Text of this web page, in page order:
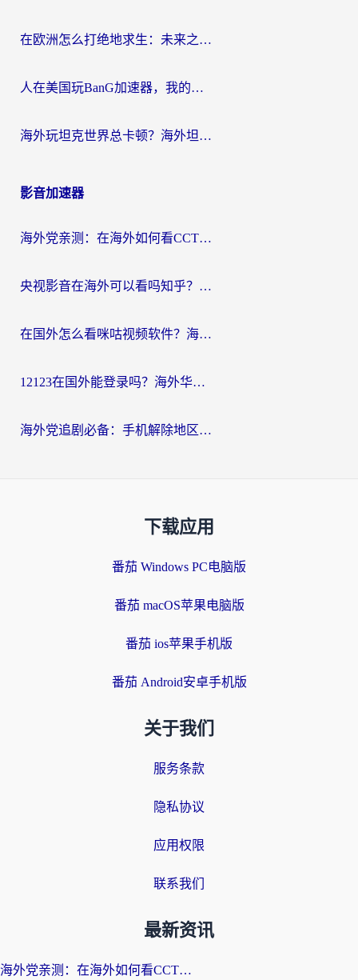
在欧洲怎么打绝地求生：未来之役不卡？留学生亲测的加速器避坑指南
人在美国玩BanG加速器，我的延迟终于绿了
海外玩坦克世界总卡顿？海外坦克世界加速器有哪些？实测好用的选择在这里
影音加速器
海外党亲测：在海外如何看CCTV？告别“仅限大陆播放”的实用指南
央视影音在海外可以看吗知乎？留学生亲测：3步解决地域限制+追剧自由
在国外怎么看咪咕视频软件？海外党亲测有效的回国加速方案
12123在国外能登录吗？海外华人必看的回国加速实用指南
海外党追剧必备：手机解除地区限制app怎么选？解决央视视频&国内剧地区限制全指南
下载应用
番茄 Windows PC电脑版
番茄 macOS苹果电脑版
番茄 ios苹果手机版
番茄 Android安卓手机版
关于我们
服务条款
隐私协议
应用权限
联系我们
最新资讯
海外党亲测：在海外如何看CCTV？告别“仅限大陆播放”的实用指南